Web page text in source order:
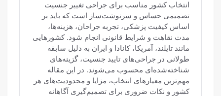
انتخاب کشور مناسب برای جراحی تغییر جنسیت
تصمیمی حساس و سرنوشت‌ساز است که باید بر
اساس کیفیت پزشکی، تجربه جراحان، هزینه‌ها،
مدت نقاهت و شرایط قانونی انجام شود. کشورهایی
مانند تایلند، آمریکا، کانادا و ایران به دلیل سابقه
طولانی در جراحی‌های تایید جنسیت، گزینه‌های
شناخته‌شده‌ای محسوب می‌شوند. در این مقاله
مهم‌ترین معیارهای انتخاب، مزایا و محدودیت‌های هر
کشور و نکات ضروری برای تصمیم‌گیری آگاهانه